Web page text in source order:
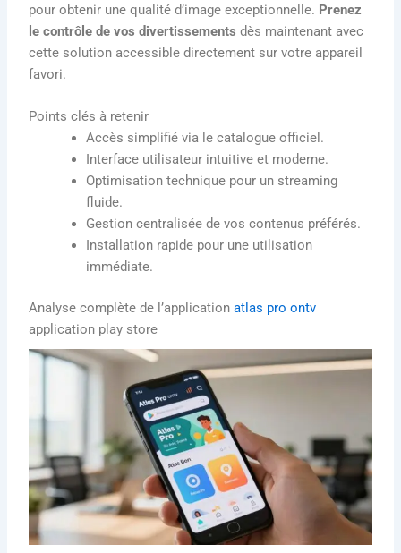
pour obtenir une qualité d’image exceptionnelle. Prenez
le contrôle de vos divertissements dès maintenant avec
cette solution accessible directement sur votre appareil
favori.
Points clés à retenir
Accès simplifié via le catalogue officiel.
Interface utilisateur intuitive et moderne.
Optimisation technique pour un streaming
fluide.
Gestion centralisée de vos contenus préférés.
Installation rapide pour une utilisation
immédiate.
Analyse complète de l’applicationatlas pro ontv
application play store